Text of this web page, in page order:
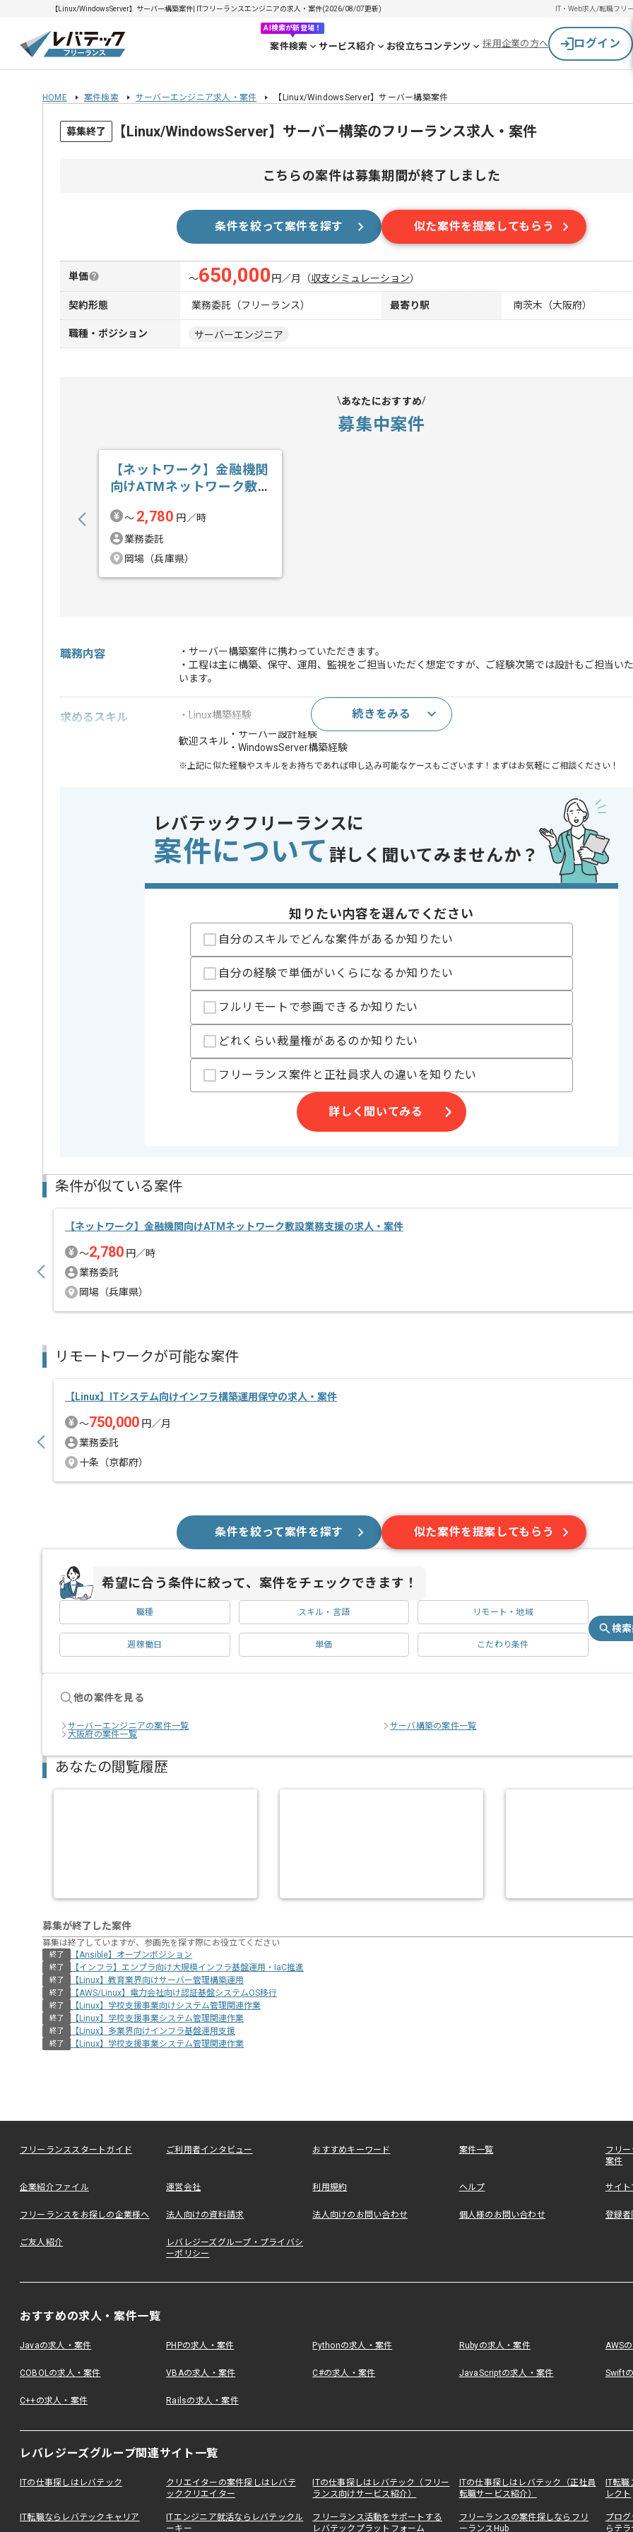
【Linux/WindowsServer】サーバー構築案件| ITフリーランスエンジニアの求人・案件(2026/08/07更新) IT・Web求人/転職フリ
AI検索が新登場！
案件検索 サービス紹介 お役立ちコンテンツ 採用企業の方へ ログイン
HOME 案件検索 サーバーエンジニア求人・案件 【Linux/WindowsServer】サーバー構築案件
募集終了 【Linux/WindowsServer】サーバー構築のフリーランス求人・案件
こちらの案件は募集期間が終了しました
条件を絞って案件を探す 似た案件を提案してもらう
単価 〜650,000 円／月 （収支シミュレーション）
契約形態 業務委託（フリーランス） 最寄り駅 南茨木（大阪府）
職種・ポジション サーバーエンジニア
あなたにおすすめ
募集中案件
【ネットワーク】金融機関
向けATMネットワーク敷
〜 2,780 円／時
業務委託
岡場（兵庫県）
職務内容
・サーバー構築案件に携わっていただきます。
・工程は主に構築、保守、運用、監視をご担当いただく想定ですが、ご経験次第では設計もご担当い
います。
求めるスキル ・Linux構築経験
歓迎スキル
・サーバー設計経験
・WindowsServer構築経験
※上記に似た経験やスキルをお持ちであれば申し込み可能なケースもございます！まずはお気軽にご相談ください！
OS
Linux , Windows , Windows Server
この案件のポイント 業務内容
サーバ構築
精算基準時間
150時間〜180時間
週5日常駐での作業を想定しております。
レバテックでの実績がある企業の案件でございます。
複数案件を保有している企業ですので、
ご経験と実績に応じてスライド案件のご提案も差し上げる場合がございます。
経験豊富なエンジニアと成長が出来る環境でございます。
続きをみる
レバテックフリーランスに
案件について 詳しく聞いてみませんか？
知りたい内容を選んでください
自分のスキルでどんな案件があるか知りたい
自分の経験で単価がいくらになるか知りたい
フルリモートで参画できるか知りたい
どれくらい裁量権があるのか知りたい
フリーランス案件と正社員求人の違いを知りたい
詳しく聞いてみる
条件が似ている案件
【ネットワーク】金融機関向けATMネットワーク敷設業務支援の求人・案件
〜2,780 円／時
業務委託
岡場（兵庫県）
リモートワークが可能な案件
【Linux】ITシステム向けインフラ構築運用保守の求人・案件
〜750,000 円／月
業務委託
十条（京都府）
条件を絞って案件を探す 似た案件を提案してもらう
希望に合う条件に絞って、案件をチェックできます！
職種 スキル・言語 リモート・地域
週稼働日 単価 こだわり条件
検
他の案件を見る
サーバーエンジニアの案件一覧
サーバ構築の案件一覧
大阪府の案件一覧
あなたの閲覧履歴
募集が終了した案件
募集は終了していますが、参画先を探す際にお役立てください
終了 【Ansible】オープンポジション
終了 【インフラ】エンプラ向け大規模インフラ基盤運用・IaC推進
終了 【Linux】教育業界向けサーバー管理構築運用
終了 【AWS/Linux】電力会社向け認証基盤システムOS移行
終了 【Linux】学校支援事業向けシステム管理関連作業
終了 【Linux】学校支援事業システム管理関連作業
終了 【Linux】多業界向けインフラ基盤運用支援
終了 【Linux】学校支援事業システム管理関連作業
フリーランススタートガイド ご利用者インタビュー おすすめキーワード 案件一覧
フリ
案件
企業紹介ファイル 運営会社 利用規約 ヘルプ サイ
フリーランスをお探しの企業様へ 法人向けの資料請求 法人向けのお問い合わせ 個人様のお問い合わせ 登録者
ご友人紹介
レバレジーズグループ・プライバシ
ーポリシー
おすすめの求人・案件一覧
Javaの求人・案件 PHPの求人・案件 Pythonの求人・案件 Rubyの求人・案件 AWS
COBOLの求人・案件 VBAの求人・案件 C#の求人・案件 JavaScriptの求人・案件 Swift
C++の求人・案件 Railsの求人・案件
レバレジーズグループ関連サイト一覧
ITの仕事探しはレバテック
クリエイターの案件探しはレバテ
ッククリエイター
ITの仕事探しはレバテック（フリー
ランス向けサービス紹介）
ITの仕事探しはレバテック（正社員
転職サービス紹介）
IT転
レクト
IT転職ならレバテックキャリア
ITエンジニア就活ならレバテックル
ーキー
フリーランス活動をサポートする
レバテックプラットフォーム
フリーランスの案件探しならフリ
ーランスHub
プロ
らテ